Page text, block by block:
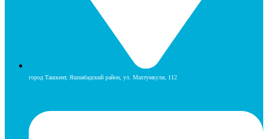
город Ташкент, Яшнабадский район, ул. Махтумкули, 112